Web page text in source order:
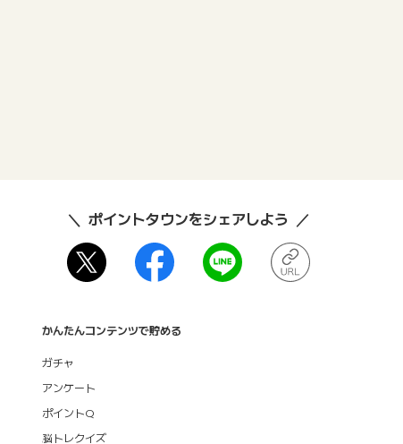
ポイントタウンをシェアしよう
かんたんコンテンツで貯める
ガチャ
アンケート
ポイントQ
脳トレクイズ